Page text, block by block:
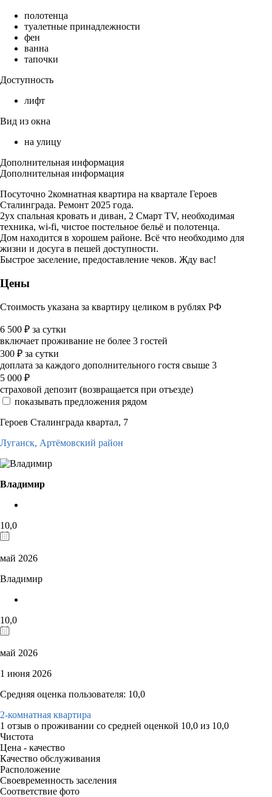
полотенца
туалетные принадлежности
фен
ванна
тапочки
Доступность
лифт
Вид из окна
на улицу
Дополнительная информация
Дополнительная информация
Посуточно 2комнатная квартира на квартале Героев
Сталинграда. Ремонт 2025 года.
2ух спальная кровать и диван, 2 Смарт TV, необходимая
техника, wi-fi, чистое постельное бельё и полотенца.
Дом находится в хорошем районе. Всё что необходимо для
жизни и досуга в пешей доступности.
Быстрое заселение, предоставление чеков. Жду вас!
Цены
Стоимость указана за квартиру целиком в рублях РФ
6 500 ₽ за сутки
включает проживание не более 3 гостей
300 ₽ за сутки
доплата за каждого дополнительного гостя свыше 3
5 000 ₽
страховой депозит (возвращается при отъезде)
показывать предложения рядом
Героев Сталинграда квартал, 7
Луганск, Артёмовский район
Владимир
10,0
май 2026
Владимир
10,0
май 2026
1 июня 2026
Средняя оценка пользователя: 10,0
2-комнатная квартира
1 отзыв о проживании со средней оценкой 10,0 из 10,0
Чистота
Цена - качество
Качество обслуживания
Расположение
Своевременность заселения
Соответствие фото